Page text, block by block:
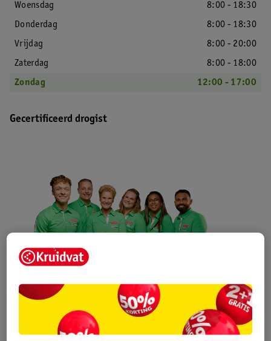
Woensdag
8:00 - 18:30
Donderdag
8:00 - 18:30
Vrijdag
8:00 - 20:00
Zaterdag
8:00 - 18:00
Zondag
12:00 - 17:00
Gecertificeerd drogist
Kruidvat is een erkend specialist in
zelfzorg, ook online. Wat je